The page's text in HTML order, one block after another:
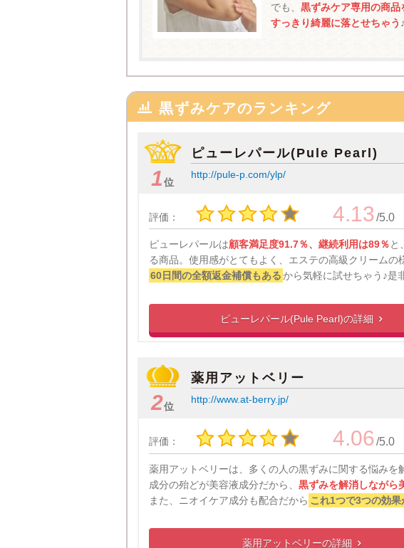
でも、 黒ずみケア専用の商品
すっきり綺麗に落とせちゃう ♪
 黒ずみケアのランキング
1位
ピューレパール(Pule Pearl)
http://pule-p.com/ylp/
評価： 4.13/5.0
ピューレパールは顧客満足度91.7％、継続利用は89％と
る商品。使用感がとてもよく、エステの高級クリームの
60日間の全額返金補償もあるから気軽に試せちゃう♪是
ピューレパール(Pule Pearl)の詳細 
2位
薬用アットベリー
http://www.at-berry.jp/
評価： 4.06/5.0
薬用アットベリーは、多くの人の黒ずみに関する悩みを
成分の殆どが美容液成分だから、 黒ずみを解消しながら
また、ニオイケア成分も配合だから これ1つで3つの効果
薬用アットベリーの詳細 